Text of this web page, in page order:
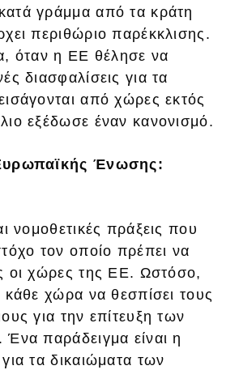
γράμμα από τα κράτη
περιθώριο παρέκκλισης.
όταν η ΕΕ θέλησε να
διασφαλίσεις για τα
από χώρες εκτός
εξέδωσε έναν κανονισμό.
Ένωσης:
νομοθετικές πράξεις που
τον οποίο πρέπει να
οι χώρες της ΕΕ. Ωστόσο,
κάθε χώρα να θεσπίσει τους
για την επίτευξη των
παράδειγμα είναι η
τα δικαιώματα των